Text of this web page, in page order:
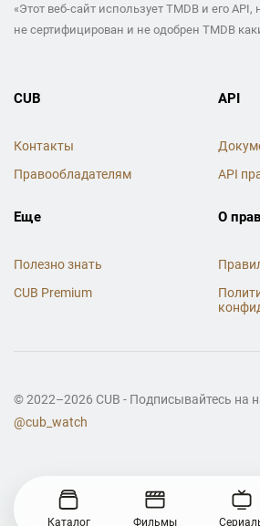
Каталог Фильмы
«Этот веб-сайт использует TMDB и его
не сертифицирован и не одобрен TMDB
CUB
Контакты
Правообладателям
API
API
Еще
Полезно знать
CUB Premium
О
© 2022–2026 CUB - Подписывайтесь на
@cub_watch